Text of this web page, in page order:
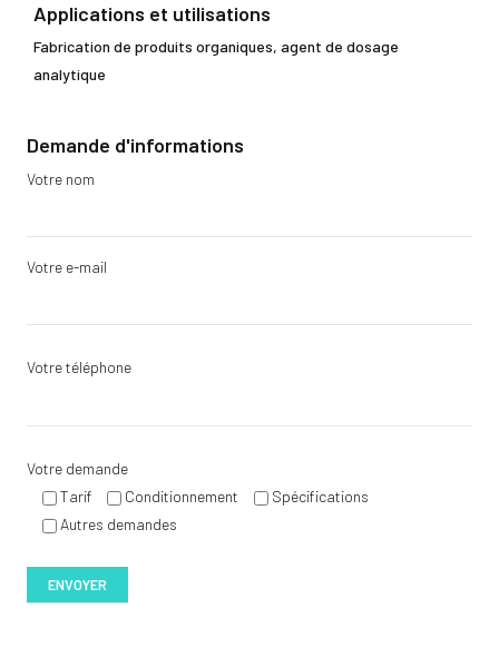
Applications et utilisations
Fabrication de produits organiques, agent de dosage
analytique
Demande d'informations
Votre nom
Votre e-mail
Votre téléphone
Votre demande
Tarif
Conditionnement
Spécifications
Autres demandes